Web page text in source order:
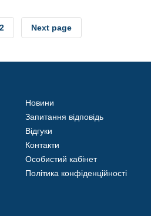
2 Next page
Новини
Запитання відповідь
Відгуки
Контакти
Особистий кабінет
Політика конфіденційності